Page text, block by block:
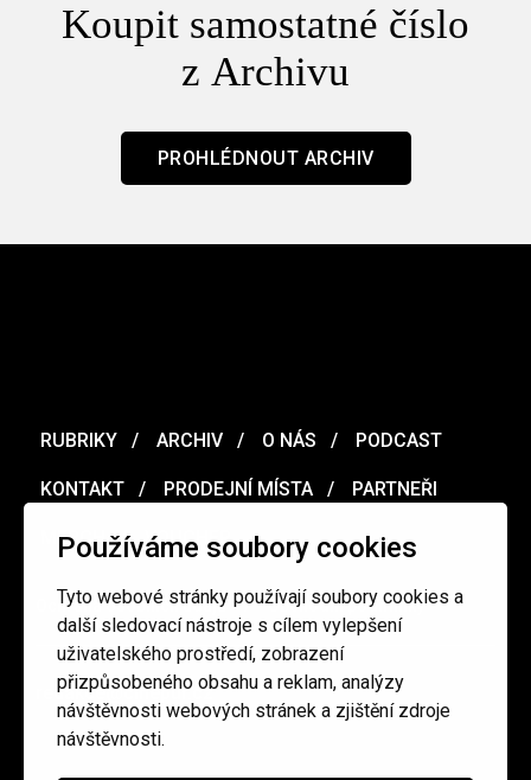
Používáme soubory cookies
Tyto webové stránky používají soubory cookies a
další sledovací nástroje s cílem vylepšení
uživatelského prostředí, zobrazení
přizpůsobeného obsahu a reklam, analýzy
návštěvnosti webových stránek a zjištění zdroje
návštěvnosti.
Koupit samostatné číslo
z Archivu
PROHLÉDNOUT ARCHIV
RUBRIKY ARCHIV O NÁS PODCAST
KONTAKT PRODEJNÍ MÍSTA PARTNEŘI
MERCH VOUCHER
Ochrana osobních údajů / Obchodní podmínky
redakce@cinepur.cz